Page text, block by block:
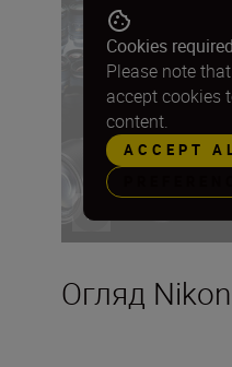
Огляд
Cookies
Please note
accept cookies
content.
ACCEPT